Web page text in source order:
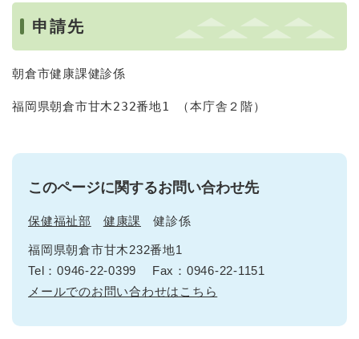
申請先
朝倉市健康課健診係
福岡県朝倉市甘木232番地1 （本庁舎２階）
このページに関するお問い合わせ先
保健福祉部 健康課 健診係
福岡県朝倉市甘木232番地1
Tel：0946-22-0399
Fax：0946-22-1151
メールでのお問い合わせはこちら